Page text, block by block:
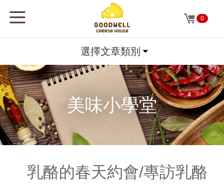
0
美味小學堂
選擇文章類別
乳酪的春天約會/專訪乳酪